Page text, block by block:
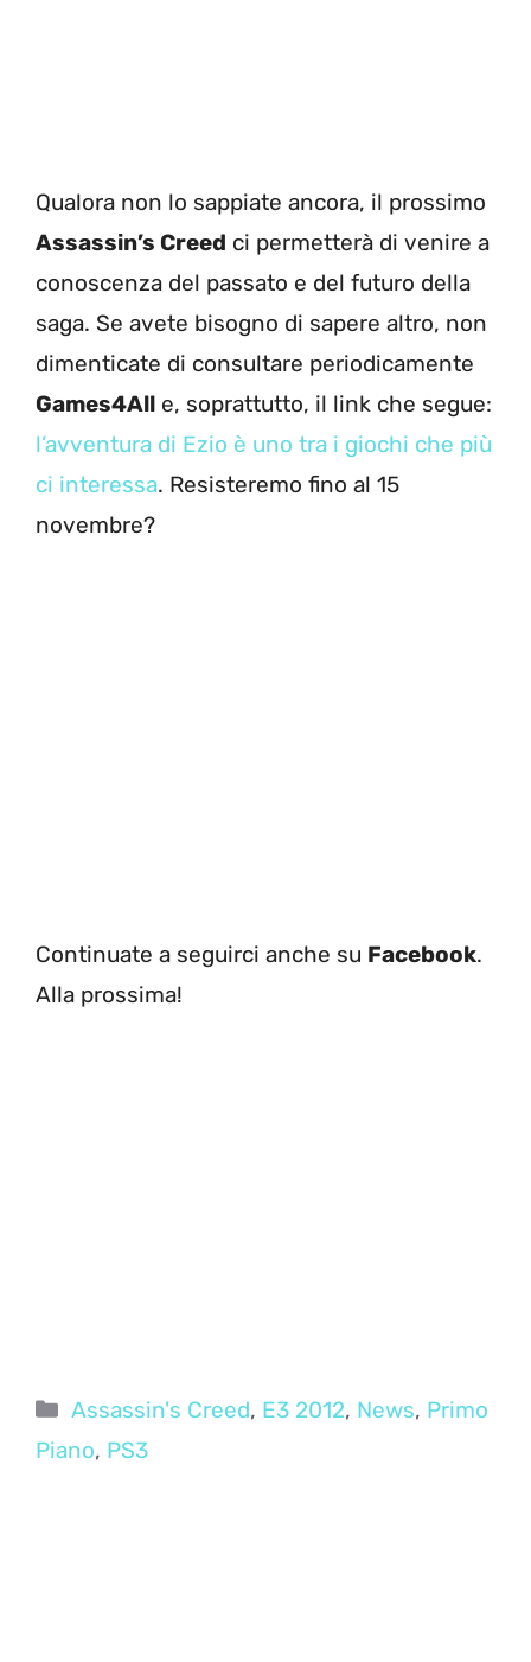
Qualora non lo sappiate ancora, il prossimo
Assassin’s Creed ci permetterà di venire a
conoscenza del passato e del futuro della
saga. Se avete bisogno di sapere altro, non
dimenticate di consultare periodicamente
Games4All e, soprattutto, il link che segue:
l’avventura di Ezio è uno tra i giochi che più
ci interessa. Resisteremo fino al 15
novembre?
Continuate a seguirci anche su Facebook.
Alla prossima!
Categorie
Assassin's Creed, E3 2012, News, Primo
Piano, PS3